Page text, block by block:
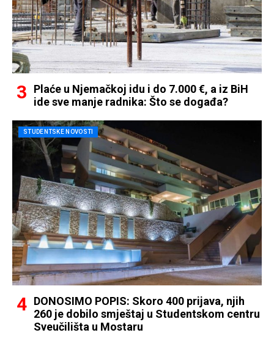
Plaće u Njemačkoj idu i do 7.000 €, a iz BiH
ide sve manje radnika: Što se događa?
STUDENTSKE NOVOSTI
DONOSIMO POPIS: Skoro 400 prijava, njih
260 je dobilo smještaj u Studentskom centru
Sveučilišta u Mostaru